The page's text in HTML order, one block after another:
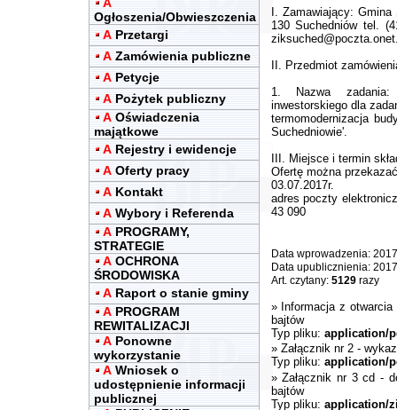
Ogłoszenia/Obwieszczenia
A Przetargi
A Zamówienia publiczne
A Petycje
A Pożytek publiczny
A Oświadczenia
majątkowe
A Rejestry i ewidencje
A Oferty pracy
A Kontakt
A Wybory i Referenda
A PROGRAMY,
STRATEGIE
A OCHRONA
ŚRODOWISKA
A Raport o stanie gminy
A PROGRAM
REWITALIZACJI
A Ponowne
wykorzystanie
A Wniosek o
udostępnienie informacji
publicznej
I. Zamawiający:
130 Suchedniów tel.
II. Przedmiot
1. Nazwa zadania:
inwestorskiego dla
termomodernizacja
Suchedniowie'.
III. Miejsce i termin
Ofertę można
03.07.2017r.
adres poczty
43 090
Data wprowadzenia:
Data upublicznienia:
Art. czytany: 5129razy
» Informacja z
bajtów
Typ pliku: application/
» Załącznik nr 2 -
Typ pliku: application/
»Załącznik nr 3 cd -
bajtów
Typ pliku: application/